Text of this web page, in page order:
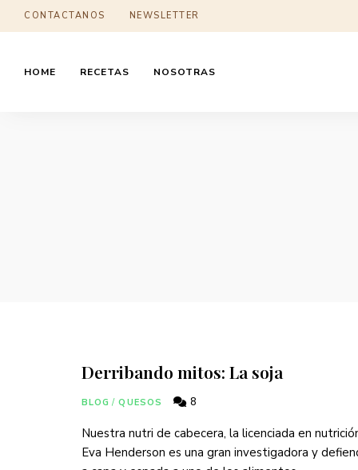
CONTACTANOS NEWSLETTER
HOME RECETAS NOSOTRAS
Derribando mitos: La soja
BLOG / QUESOS 8
Nuestra nutri de cabecera, la licenciada en
Eva Henderson es una gran investigadora y